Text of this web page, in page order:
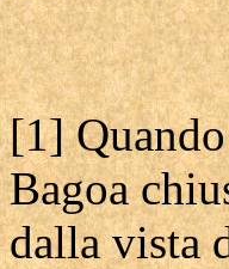
[1]
Bagoa
dalla vista